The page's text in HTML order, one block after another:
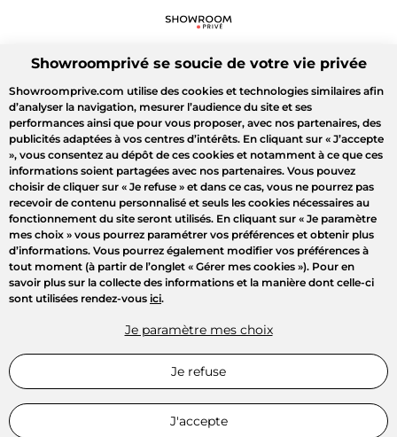
Showroomprivé se soucie de votre vie privée
Showroomprive.com utilise des cookies et technologies similaires afin
d’analyser la navigation, mesurer l’audience du site et ses
performances ainsi que pour vous proposer, avec nos partenaires, des
publicités adaptées à vos centres d’intérêts. En cliquant sur « J’accepte
», vous consentez au dépôt de ces cookies et notamment à ce que ces
informations soient partagées avec nos partenaires. Vous pouvez
choisir de cliquer sur « Je refuse » et dans ce cas, vous ne pourrez pas
recevoir de contenu personnalisé et seuls les cookies nécessaires au
fonctionnement du site seront utilisés. En cliquant sur « Je paramètre
mes choix » vous pourrez paramétrer vos préférences et obtenir plus
d’informations. Vous pourrez également modifier vos préférences à
tout moment (à partir de l’onglet « Gérer mes cookies »). Pour en
savoir plus sur la collecte des informations et la manière dont celle-ci
sont utilisées rendez-vous ici.
Je paramètre mes choix
Je refuse
J'accepte